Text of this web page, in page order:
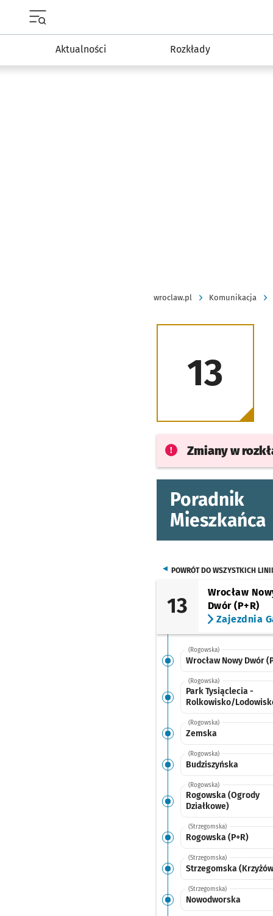
Aktualności Rozkłady
wroclaw.pl Komunikacja
13
Zmiany w
Poradnik
Mieszkańca
POWRÓT DO WSZYSTKICH LINII
13
Wrocław
Dwór (P+R)
Zajezdnia
(Rogowska)
Wrocław Nowy Dwór
(Rogowska)
Park Tysiąclecia -
Rolkowisko/
(Rogowska)
Zemska
(Rogowska)
Budziszyńska
(Rogowska)
Rogowska (Ogrody
Działkowe)
(Strzegomska)
Rogowska (P+R)
(Strzegomska)
Strzegomska
(Strzegomska)
Nowodworska